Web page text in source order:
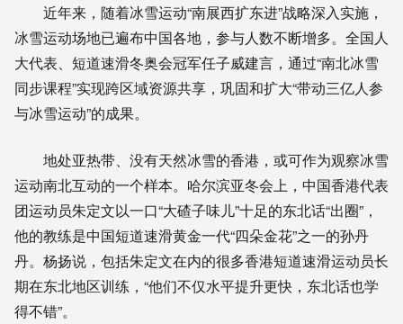
近年来，随着冰雪运动“南展西扩东进”战略深入实施，
冰雪运动场地已遍布中国各地，参与人数不断增多。全国人
大代表、短道速滑冬奥会冠军任子威建言，通过“南北冰雪
同步课程”实现跨区域资源共享，巩固和扩大“带动三亿人参
与冰雪运动”的成果。
地处亚热带、没有天然冰雪的香港，或可作为观察冰雪
运动南北互动的一个样本。哈尔滨亚冬会上，中国香港代表
团运动员朱定文以一口“大碴子味儿”十足的东北话“出圈”，
他的教练是中国短道速滑黄金一代“四朵金花”之一的孙丹
丹。杨扬说，包括朱定文在内的很多香港短道速滑运动员长
期在东北地区训练，“他们不仅水平提升更快，东北话也学
得不错”。